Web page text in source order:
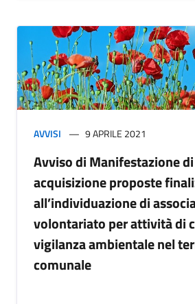
AVVISI 9 APRILE 2021
Avviso di Manifestazione
acquisizione proposte
all’individuazione di
volontariato per attività di
vigilanza ambientale nel
comunale